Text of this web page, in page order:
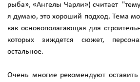
рыба», «Ангелы Чарли») считает
я думаю, это хороший подход. Тема
как основополагающая для
которых зиждется сюжет,
остальное.
Очень многие рекомендуют оставить